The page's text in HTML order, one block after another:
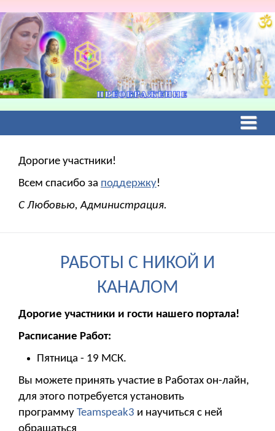
Дорогие участники!
Всем спасибо за поддержку!
С Любовью, Администрация.
РАБОТЫ С НИКОЙ И
КАНАЛОМ
Дорогие участники и гости нашего портала!
Расписание Работ:
Пятница - 19 МСК.
Вы можете принять участие в Работах он-лайн,
для этого потребуется установить
программу Teamspeak3 и научиться с ней